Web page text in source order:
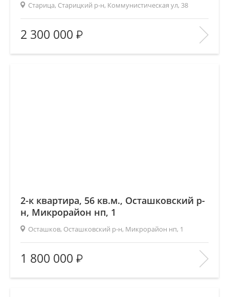
Старица, Старицкий р-н, Коммунистическая ул, 38
Площадь(общ. /жил. /кухня), м2:
30.4/16/6.2
Количество комнат:
1
Этаж:
1/5
2 300 000
2-к квартира, 56 кв.м., Осташковский р-
н, Микрорайон нп, 1
Осташков, Осташковский р-н, Микрорайон нп, 1
Площадь(общ. /жил. /кухня), м2:
56/30.5/7.6
Количество комнат:
2
Этаж:
2/3
1 800 000